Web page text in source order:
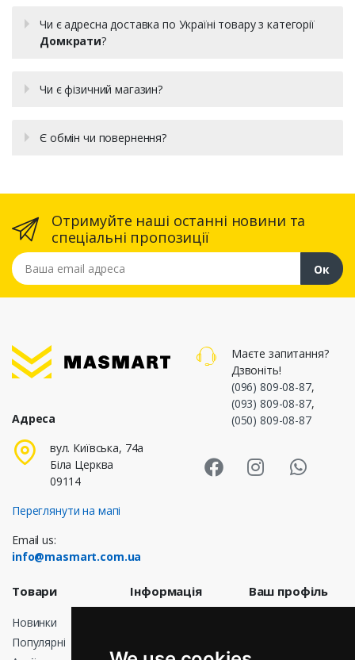
Чи є адресна доставка по Україні товару з категорії
Домкрати?
Чи є фізичний магазин?
Є обмін чи повернення?
Отримуйте наші останні новини та
спеціальні пропозиції
Ваша email адреса
Ок
Адреса
вул. Київська, 74а
Біла Церква
09114
Переглянути на мапі
Email us:
info@masmart.com.ua
Маєте запитання?
Дзвоніть!
(096) 809-08-87,
(093) 809-08-87,
(050) 809-08-87
Товари
Новинки
Популярні
Інформація Ваш профіль